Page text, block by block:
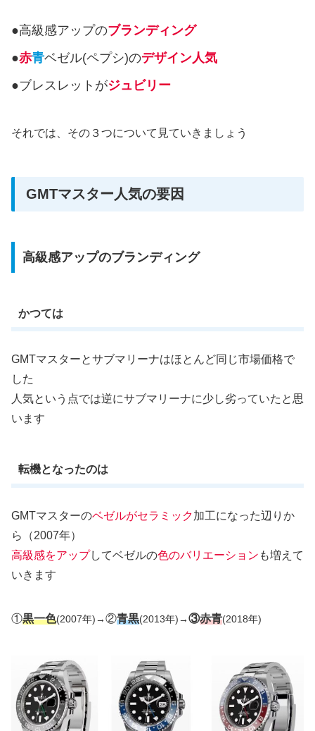
●高級感アップのブランディング
●赤青ベゼル(ペプシ)のデザイン人気
●ブレスレットがジュビリー
それでは、その３つについて見ていきましょう
GMTマスター人気の要因
高級感アップのブランディング
かつては
GMTマスターとサブマリーナはほとんど同じ市場価格で
した
人気という点では逆にサブマリーナに少し劣っていたと思
います
転機となったのは
GMTマスターのベゼルがセラミック加工になった辺りか
ら（2007年）
高級感をアップしてベゼルの色のバリエーション も増えて
いきます
①黒一色(2007年)→②青黒(2013年)→③赤青(2018年)